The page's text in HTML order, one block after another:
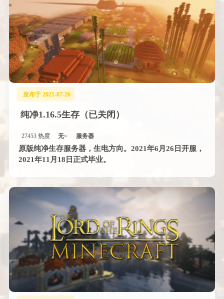
发布于 2021-07-26
纯净1.16.5生存（已关闭）
27453 热度 无~ 服务器
原版纯净生存服务器，生电方向。2021年6月26日开服，
2021年11月18日正式毕业。